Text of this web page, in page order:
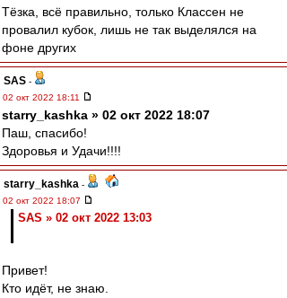
Тёзка, всё правильно, только Классен не
провалил кубок, лишь не так выделялся на
фоне других
SAS -
02 окт 2022 18:11
starry_kashka » 02 окт 2022 18:07
Паш, спасибо!
Здоровья и Удачи!!!!
starry_kashka -
02 окт 2022 18:07
SAS » 02 окт 2022 13:03
Привет!
Кто идёт, не знаю.